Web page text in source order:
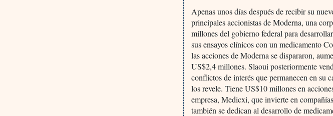
Apenas unos días después de recibir su
principales accionistas de Moderna, una
millones del gobierno federal para
sus ensayos clínicos con un medicamento
las acciones de Moderna se dispararon,
US$2,4 millones. Slaoui posteriormente
conflictos de interés que permanecen en su
los revele. Tiene US$10 millones en
empresa, Medicxi, que invierte en
también se dedican al desarrollo de